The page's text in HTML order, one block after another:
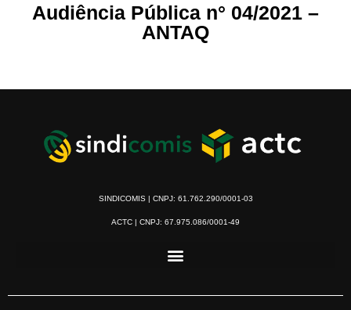
Audiência Pública n° 04/2021 –
ANTAQ
SINDICOMIS | CNPJ: 61.762.290/0001-03
ACTC | CNPJ: 67.975.086/0001-49